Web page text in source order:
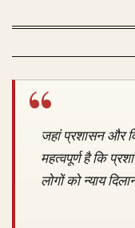
जहां प्रशासन और
महत्वपूर्ण है कि
लोगों को न्याय